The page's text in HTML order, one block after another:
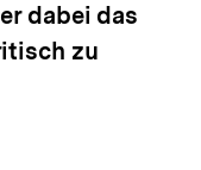
dabei das
zu